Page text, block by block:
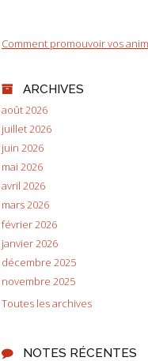
Comment promouvoir vos
ARCHIVES
août 2026
juillet 2026
juin 2026
mai 2026
avril 2026
mars 2026
février 2026
janvier 2026
décembre 2025
novembre 2025
Toutes les archives
NOTES RÉCENTES